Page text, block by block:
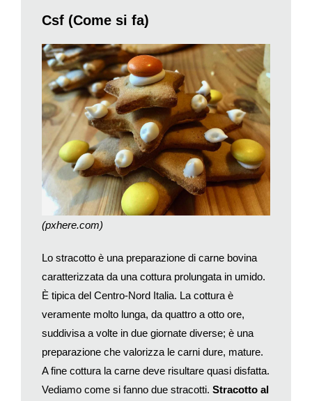
ostriche a caldo. Avvolgete ogni mollusco con una fetta di
bacon. Infilatene 3 insieme su spiedini, che farete grigliare a
fuoco dolce per 3’. Spolverizzate con pepe e servite su un letto
di insalatina condita.
Ostriche al formaggio e spinaci
Aprite le ostriche a caldo. Saltate in poco burro un po’ di
spinaci e tritateli. Mettete 1 cucchiaino di spinaci nella valva
concava, unite il mollusco e coprite con salsa mornay, ovvero
besciamella arricchita con formaggio grattugiato, stemperata
con poca acqua d’ostriche. Passate al grill per 2’.
Ostriche alla diavola
Aprite le ostriche a caldo. Lavorate un po’ di burro con la loro
acqua, aglio tritato, prezzemolo tritato, pangrattato tostato,
Tabasco, salsa Worcester, gin e limone; eventualmente
coperti da 1 cucchiaino di impasto e cuocete in forno per 3’.
Ostriche alla milanese
Aprite le ostriche a caldo. Asciugatele bene, infarinatele
leggermente, passatele nell’uovo sbattuto e nel pangrattato
leggermente tostato. Friggetele in abbondante burro meglio se
chiarificato caldo per 3’, toglietele, passatele su carta
assorbente e salatele. Spruzzatele con succo di limone prima
Csf (Come si fa)
(pxhere.com)
Lo stracotto è una preparazione di carne bovina
caratterizzata da una cottura prolungata in umido.
È tipica del Centro-Nord Italia. La cottura è
veramente molto lunga, da quattro a otto ore,
suddivisa a volte in due giornate diverse; è una
preparazione che valorizza le carni dure, mature.
A fine cottura la carne deve risultare quasi disfatta.
Vediamo come si fanno due stracotti. Stracotto al